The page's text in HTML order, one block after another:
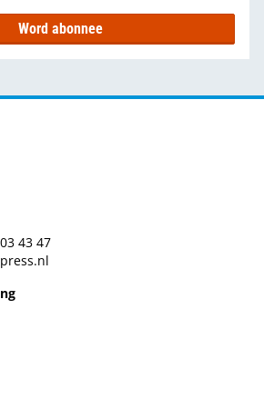
Word abonnee
43 47